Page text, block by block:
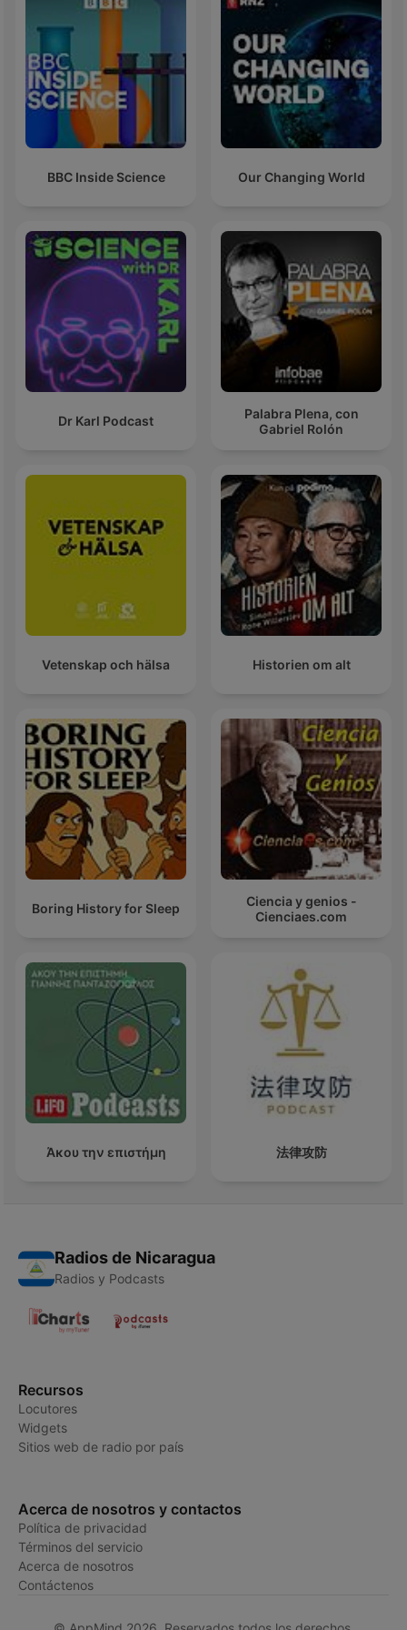
BBC Inside Science Our Changing World
Dr Karl Podcast
Palabra Plena, con
Gabriel Rolón
Vetenskap och hälsa Historien om alt
Boring History for Sleep
Ciencia y genios -
Cienciaes.com
Άκου την επιστήμη 法律攻防
Radios de Nicaragua
Radios y Podcasts
Recursos
Locutores
Widgets
Sitios web de radio por país
Acerca de nosotros y contactos
Política de privacidad
Términos del servicio
Acerca de nosotros
Contáctenos